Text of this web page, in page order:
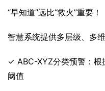
“早知道”远比“救火”重要！
智慧系统提供多层级、多
✓ ABC-XYZ分类预警：根
阈值